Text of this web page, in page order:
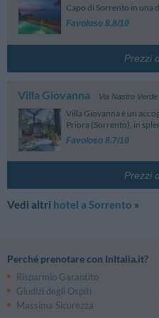
Capo di Sorrento in una
Favoloso 8.8/10
Prezzi
Villa Giovanna Via Nastro Verde
Villa Giovanna è un
Priora (Sorrento), in
Favoloso 8.7/10
Prezzi
Vedi altri hotel a Sorrento »
Perché prenotare con InItalia.it?
Risparmio Garantito
Giudizi degli Ospiti
Massima Sicurezza